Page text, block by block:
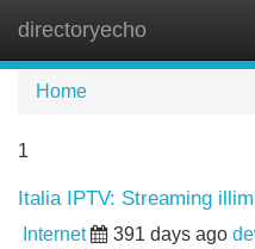
directoryecho
Home
1
Italia IPTV: Streaming
Internet 391 days ago